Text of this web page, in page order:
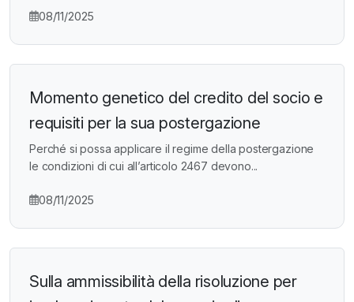
08/11/2025
Momento genetico del credito del socio e
requisiti per la sua postergazione
Perché si possa applicare il regime della postergazione
le condizioni di cui all’articolo 2467 devono...
08/11/2025
Sulla ammissibilità della risoluzione per